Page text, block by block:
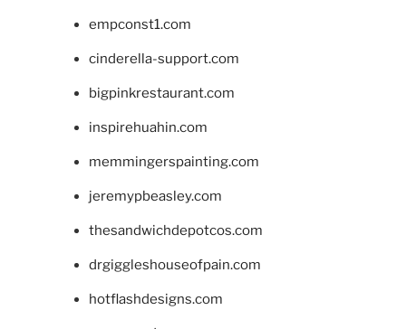
empconst1.com
cinderella-support.com
bigpinkrestaurant.com
inspirehuahin.com
memmingerspainting.com
jeremypbeasley.com
thesandwichdepotcos.com
drgiggleshouseofpain.com
hotflashdesigns.com